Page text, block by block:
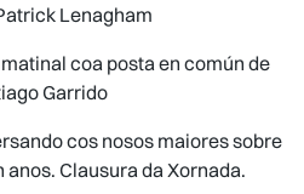
Lenagham
coa posta en común de
Garrido
cos nosos maiores sobre
Clausura da Xornada.